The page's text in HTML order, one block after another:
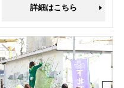
詳細はこちら